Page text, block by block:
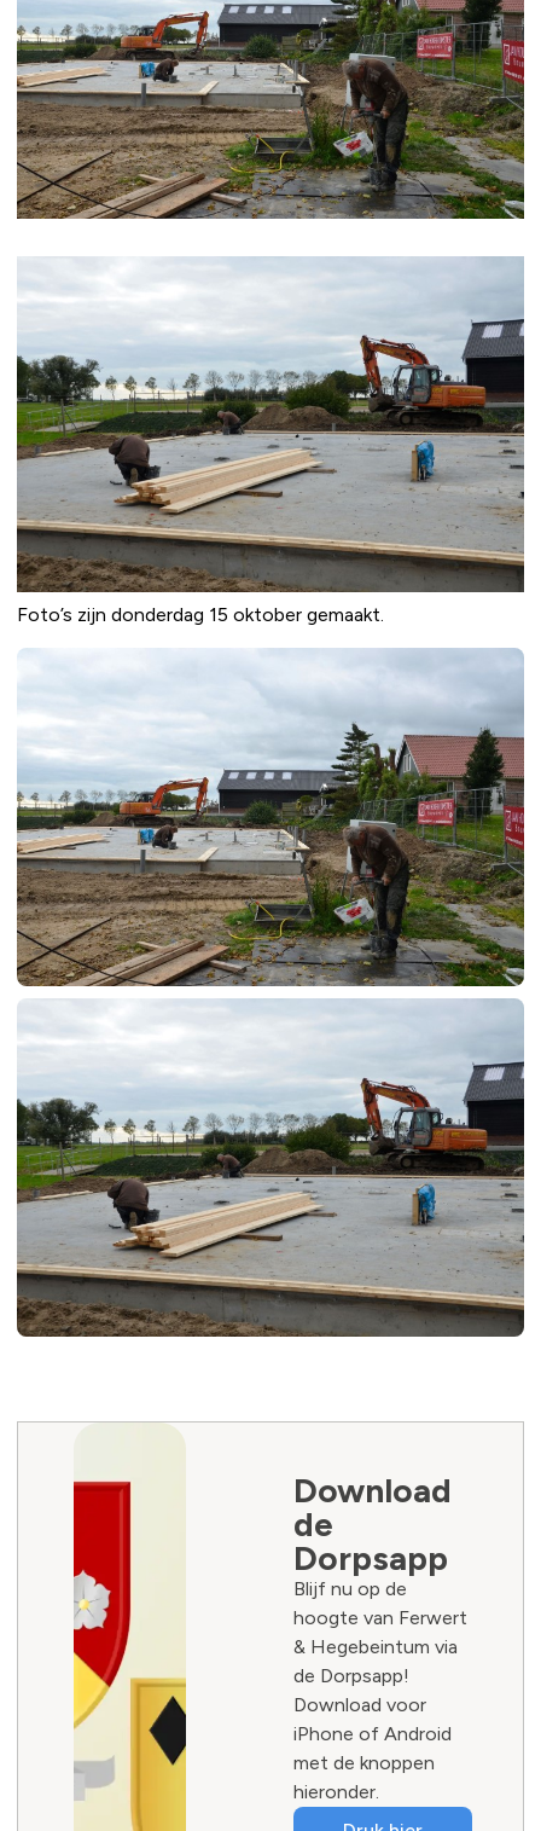
Foto’s zijn donderdag 15 oktober gemaakt.
Download
de
Dorpsapp
Blijf nu op de
hoogte van Ferwert
& Hegebeintum via
de Dorpsapp!
Download voor
iPhone of Android
met de knoppen
hieronder.